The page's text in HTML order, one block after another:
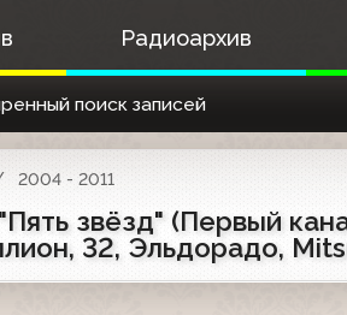
Радиоархив
поиск записей
2004 - 2011
звёзд" (Первый
32, Эльдорадо,